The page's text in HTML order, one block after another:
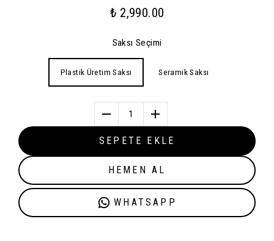
₺ 2,990.00
Saksı Seçimi
Plastik Üretim Saksı Seramik Saksı
1
SEPETE EKLE
HEMEN AL
WHATSAPP